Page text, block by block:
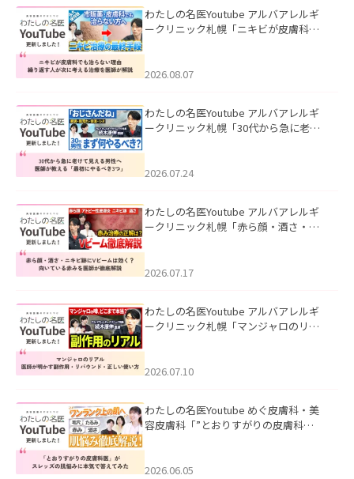
わたしの名医Youtube アルバアレルギ
ークリニック札幌「ニキビが皮膚科で
ました。
2026.08.07
わたしの名医Youtube アルバアレルギ
ークリニック札幌「30代から急に老け
た。
2026.07.24
わたしの名医Youtube アルバアレルギ
ークリニック札幌「赤ら顔・酒さ・ニ
した。
2026.07.17
わたしの名医Youtube アルバアレルギ
ークリニック札幌「マンジャロのリア
た。
2026.07.10
わたしの名医Youtube めぐ皮膚科・美
容皮膚科「”とおりすがりの皮膚科
2026.06.05